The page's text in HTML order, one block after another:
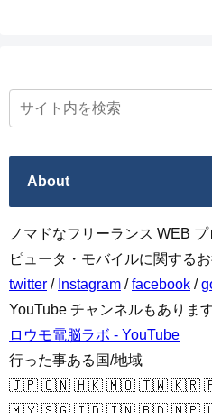
About
ノマドなフリーランス WEB
ピュータ・モバイルに関する
twitter / Instagram /facebook /
YouTube チャンネルもありま
ロウモ電脳ラボ - YouTube
行った事ある国/地域
🇯🇵 🇨🇳 🇭🇰 🇲🇴 🇹🇼 🇰🇷